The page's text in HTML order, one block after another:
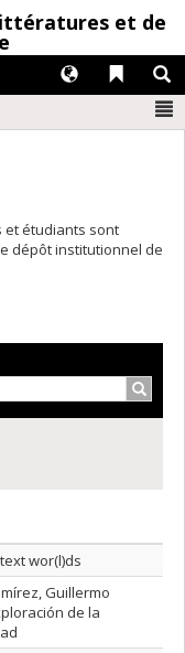
et de
Liens
Langues
et étudiants sont
dépôt institutionnel de
wor(l)ds
Guillermo
de la